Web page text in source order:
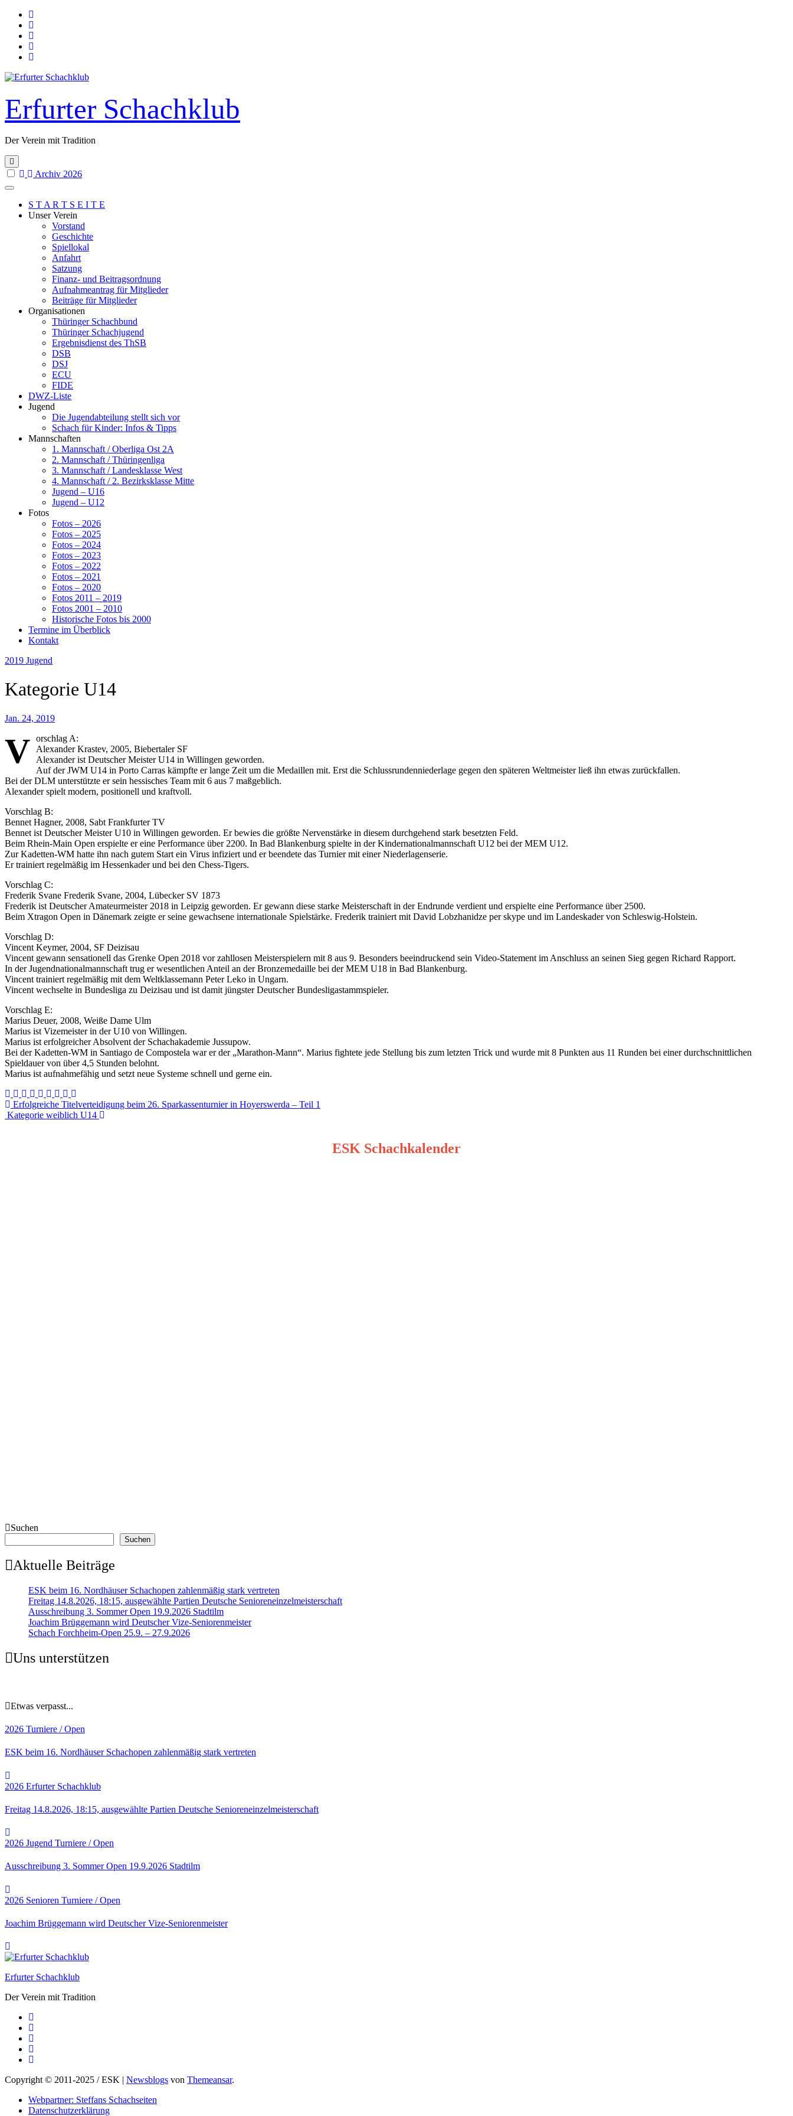
Skip
content
Erfurter Schachklub
Der Verein mit Tradition
Archiv 2026
S T A R T S E I T E
Unser Verein
Vorstand
Geschichte
Spiellokal
Anfahrt
Satzung
Finanz- und Beitragsordnung
Aufnahmeantrag für Mitglieder
Beiträge für Mitglieder
Organisationen
Thüringer Schachbund
Thüringer Schachjugend
Ergebnisdienst des ThSB
DSB
DSJ
ECU
FIDE
DWZ-Liste
Jugend
Die Jugendabteilung stellt sich vor
Schach für Kinder: Infos & Tipps
Mannschaften
1. Mannschaft / Oberliga Ost 2A
2. Mannschaft / Thüringenliga
3. Mannschaft / Landesklasse West
4. Mannschaft / 2. Bezirksklasse Mitte
Jugend – U16
Jugend – U12
Fotos
Fotos – 2026
Fotos – 2025
Fotos – 2024
Fotos – 2023
Fotos – 2022
Fotos – 2021
Fotos – 2020
Fotos 2011 – 2019
Fotos 2001 – 2010
Historische Fotos bis 2000
Termine im Überblick
Kontakt
2019 Jugend
Kategorie U14
Jan. 24, 2019
V orschlag A:
Alexander Krastev, 2005, Biebertaler SF
Alexander ist Deutscher Meister U14 in Willingen geworden.
Auf der JWM U14 in Porto Carras kämpfte er lange Zeit um die Medaillen mit. Erst die Schlussrundenniederlage gegen den späteren Weltmeister ließ ihn etwas zurückfallen.
Bei der DLM unterstützte er sein hessisches Team mit 6 aus 7 maßgeblich.
Alexander spielt modern, positionell und kraftvoll.
Vorschlag B:
Bennet Hagner, 2008, Sabt Frankfurter TV
Bennet ist Deutscher Meister U10 in Willingen geworden. Er bewies die größte Nervenstärke in diesem durchgehend stark besetzten Feld.
Beim Rhein-Main Open erspielte er eine Performance über 2200. In Bad Blankenburg spielte in der Kindernationalmannschaft U12 bei der MEM U12.
Zur Kadetten-WM hatte ihn nach gutem Start ein Virus infiziert und er beendete das Turnier mit einer Niederlagenserie.
Er trainiert regelmäßig im Hessenkader und bei den Chess-Tigers.
Vorschlag C:
Frederik Svane Frederik Svane, 2004, Lübecker SV 1873
Frederik ist Deutscher Amateurmeister 2018 in Leipzig geworden. Er gewann diese starke Meisterschaft in der Endrunde verdient und erspielte eine Performance über 2500.
Beim Xtragon Open in Dänemark zeigte er seine gewachsene internationale Spielstärke. Frederik trainiert mit David Lobzhanidze per skype und im Landeskader von Schleswig-Holstein.
Vorschlag D:
Vincent Keymer, 2004, SF Deizisau
Vincent gewann sensationell das Grenke Open 2018 vor zahllosen Meisterspielern mit 8 aus 9. Besonders beeindruckend sein Video-Statement im Anschluss an seinen Sieg gegen Richard Rapport.
In der Jugendnationalmannschaft trug er wesentlichen Anteil an der Bronzemedaille bei der MEM U18 in Bad Blankenburg.
Vincent trainiert regelmäßig mit dem Weltklassemann Peter Leko in Ungarn.
Vincent wechselte in Bundesliga zu Deizisau und ist damit jüngster Deutscher Bundesligastammspieler.
Vorschlag E:
Marius Deuer, 2008, Weiße Dame Ulm
Marius ist Vizemeister in der U10 von Willingen.
Marius ist erfolgreicher Absolvent der Schachakademie Jussupow.
Bei der Kadetten-WM in Santiago de Compostela war er der „Marathon-Mann“. Marius fightete jede Stellung bis zum letzten Trick und wurde mit 8 Punkten aus 11 Runden bei einer durchschnittlichen
Spieldauer von über 4,5 Stunden belohnt.
Marius ist aufnahmefähig und setzt neue Systeme schnell und gerne ein.
Beitragsnavigation
Erfolgreiche Titelverteidigung beim 26. Sparkassenturnier in Hoyerswerda – Teil 1
Kategorie weiblich U14
ESK Schachkalender
Suchen
Suchen
Aktuelle Beiträge
ESK beim 16. Nordhäuser Schachopen zahlenmäßig stark vertreten
Freitag 14.8.2026, 18:15, ausgewählte Partien Deutsche Senioreneinzelmeisterschaft
Ausschreibung 3. Sommer Open 19.9.2026 Stadtilm
Joachim Brüggemann wird Deutscher Vize-Seniorenmeister
Schach Forchheim-Open 25.9. – 27.9.2026
Uns unterstützen
Etwas verpasst...
2026 Turniere / Open
ESK beim 16. Nordhäuser Schachopen zahlenmäßig stark vertreten
2026 Erfurter Schachklub
Freitag 14.8.2026, 18:15, ausgewählte Partien Deutsche Senioreneinzelmeisterschaft
2026 Jugend Turniere / Open
Ausschreibung 3. Sommer Open 19.9.2026 Stadtilm
2026 Senioren Turniere / Open
Joachim Brüggemann wird Deutscher Vize-Seniorenmeister
Erfurter Schachklub
Der Verein mit Tradition
Copyright © 2011-2025 / ESK | Newsblogs von Themeansar.
Webpartner: Steffans Schachseiten
Datenschutzerklärung